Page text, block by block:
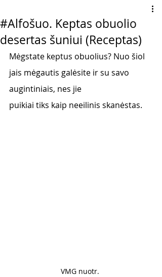
#Alfošuo. Keptas obuolio
desertas šuniui (Receptas)
Mėgstate keptus obuolius? Nuo šiol
jais mėgautis galėsite ir su savo
augintiniais, nes jie
puikiai tiks kaip neeilinis skanėstas.
VMG nuotr.